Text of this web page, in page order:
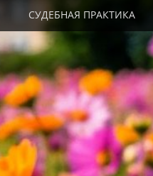
СУДЕБНАЯ ПРАКТИКА